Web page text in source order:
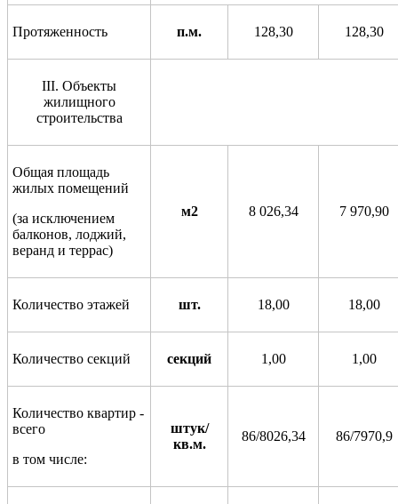
Протяженность п.м. 128,30 128,30
III. Объекты
жилищного
строительства
Общая площадь
жилых помещений
(за исключением
балконов, лоджий,
веранд и террас)
м2 8 026,34 7 970,90
Количество этажей шт. 18,00 18,00
Количество секций секций 1,00 1,00
Количество квартир -
всего
в том числе:
штук/
кв.м.
86/8026,34 86/7970,9